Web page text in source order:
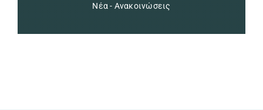
Νέα - Ανακοινώσεις